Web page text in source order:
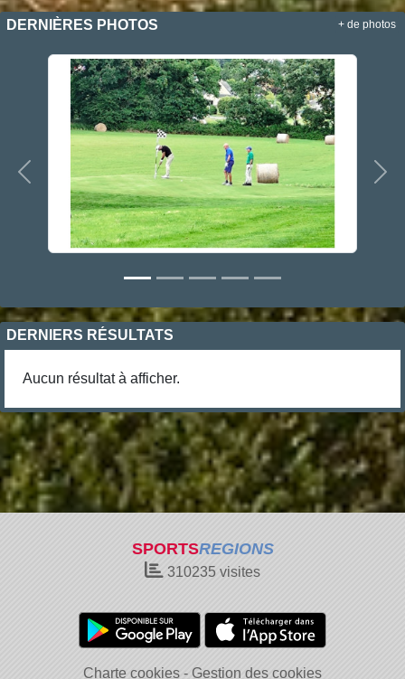
DERNIÈRES PHOTOS
Précedent
+ de photos
DERNIERS RÉSULTATS
Aucun résultat à afficher.
SPORTSREGIONS
310235 visites
Charte cookies Gestion des cookies